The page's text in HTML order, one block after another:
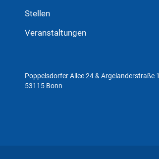
Stellen
Veranstaltungen
Poppelsdorfer Allee 24 & Argelanderstraße 1
53115 Bonn